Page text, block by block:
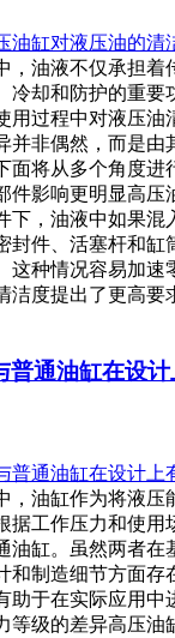
，油液不仅承担着
冷却和防护的重要
用过程中对液压油
并非偶然，而是由
面将从多个角度进
件影响更明显高压
下，油液中如果混
封件、活塞杆和缸
这种情况容易加速
洁度提出了更高要
普通油缸在设
，油缸作为将液压
据工作压力和使用
油缸。虽然两者在
和制造细节方面存
助于在实际应用中
等级的差异高压油